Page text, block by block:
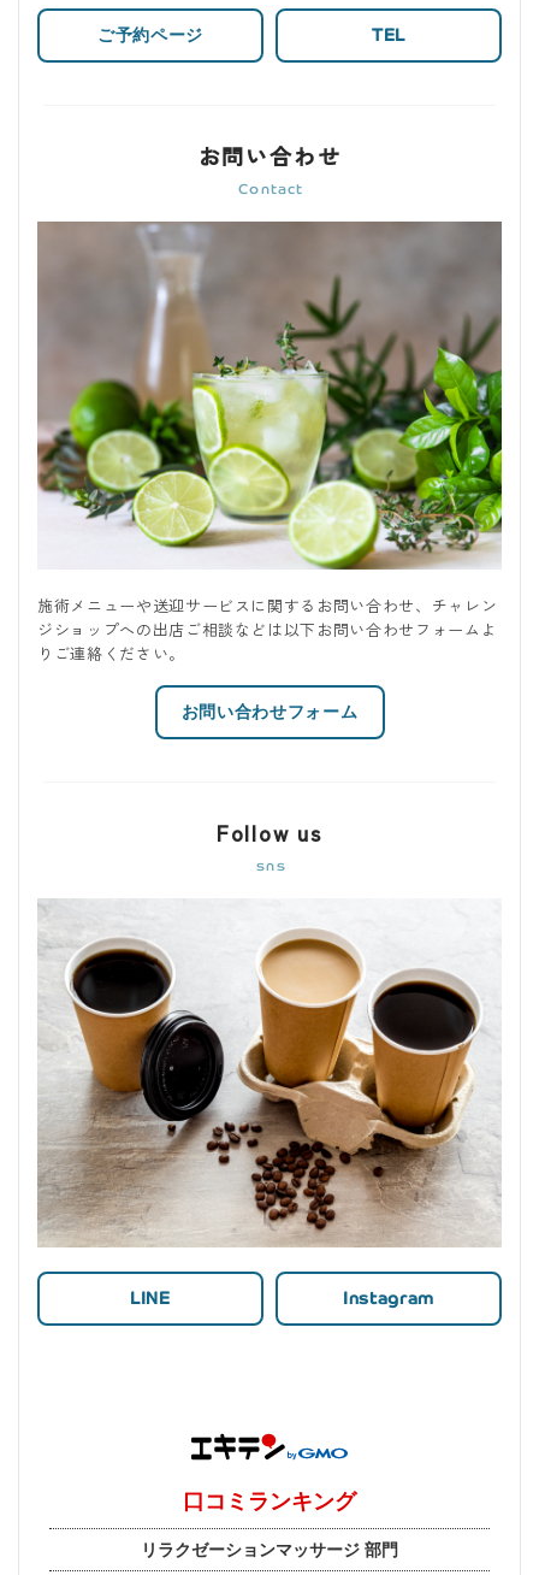
ご予約ページ TEL
お問い合わせ
施術メニューや送迎サービスに関するお問い合わせ、チャレン
ジショップへの出店ご相談などは以下お問い合わせフォームよ
りご連絡ください。
お問い合わせフォーム
Follow us
LINE Instagram